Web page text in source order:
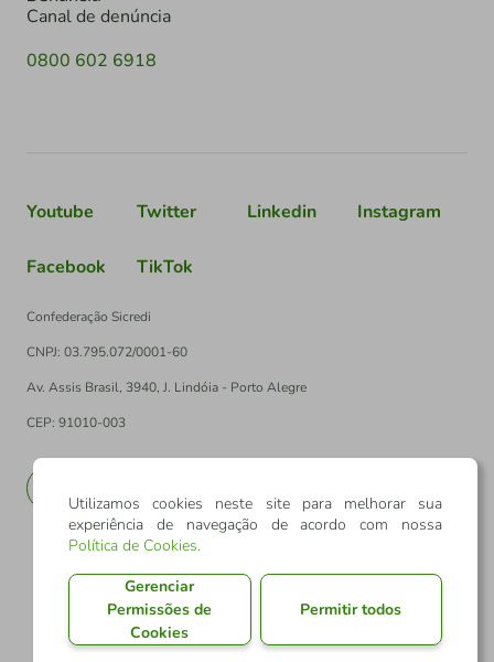
Canal de denúncia
0800 602 6918
Youtube Twitter Linkedin Instagram
Facebook TikTok
Confederação Sicredi
CNPJ: 03.795.072/0001-60
Av. Assis Brasil, 3940, J. Lindóia - Porto Alegre
CEP: 91010-003
Utilizamos cookies neste site para melhorar sua
experiência de navegação de acordo com nossa
Política de Cookies.
Gerenciar
Permissões de
Cookies
Permitir todos